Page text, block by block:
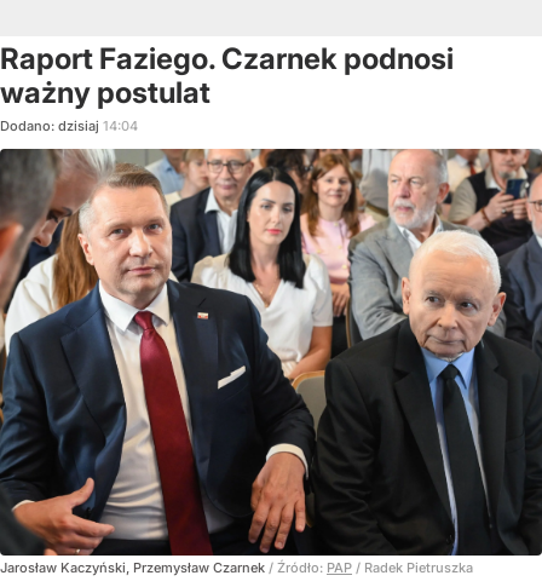
Raport Faziego. Czarnek podnosi
ważny postulat
Dodano: dzisiaj 14:04
Jarosław Kaczyński, Przemysław Czarnek / Źródło: PAP / Radek Pietruszka